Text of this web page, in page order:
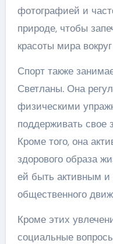
фотографией и
природе, чтобы
красоты мира
Спорт также
Светланы. Она
физическими
поддерживать свое
Кроме того, она
здорового образа
ей быть активным
общественного
Кроме этих
социальные